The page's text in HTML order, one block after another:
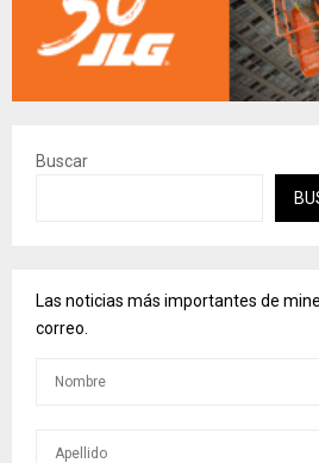
Buscar
Las noticias más importantes de
correo.